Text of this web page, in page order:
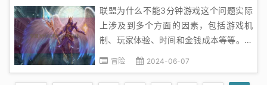
本，游戏公司需要在新的游戏版本中获得
所...
联盟为什么不能3分钟游戏这个问题实际
上涉及到多个方面的因素，包括游戏机
制、玩家体验、时间和金钱成本等等。下
面将从这几个方面来阐述为什么联盟不能
冒险 2024-06-07